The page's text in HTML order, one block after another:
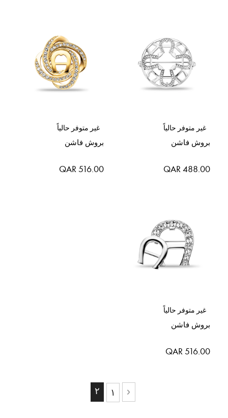
غير متوفر حالياً
بروش فاشن
QAR 488.00
غير متوفر حالياً
بروش فاشن
QAR 516.00
غير متوفر حالياً
بروش فاشن
QAR 516.00
حقيبة
حقيبة
السابق
حقيبة١ حاليا انت تقرأ الصفحة
٢